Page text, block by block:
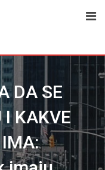
DA SE
I KAKVE